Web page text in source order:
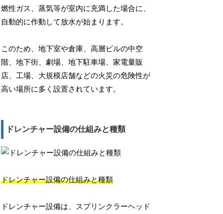
燃性ガス、蒸気等が室内に充満した場合に、
自動的に作動して放水が始まります。
このため、地下室や倉庫、高層ビルの中空
階、地下街、劇場、地下駐車場、家電量販
店、工場、大規模店舗などの火災の危険性が
高い場所に多く設置されています。
ドレンチャー設備の仕組みと種類
ドレンチャー設備の仕組みと種類
ドレンチャー設備は、スプリンクラーヘッド